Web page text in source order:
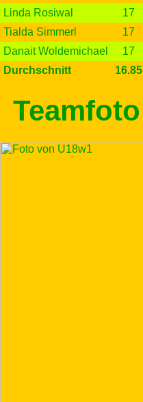
Linda Rosiwal
17
Tialda Simmerl
17
Danait Woldemichael
17
Durchschnitt
16.85
Teamfoto